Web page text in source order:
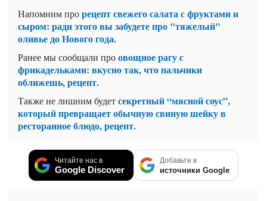
Напомним прорецепт свежего салата с фруктами и
сыром: ради этого вы забудете про "тяжелый"
оливье до Нового года.
Ранее мы сообщали проовощное рагу с
фрикадельками: вкусно так, что пальчики
оближешь, рецепт.
Также не лишним будетсекретный “мясной соус”,
который превращает обычную свиную шейку в
ресторанное блюдо, рецепт.
Читайте нас в
Google Discover
Добавьте в
источники Google